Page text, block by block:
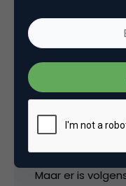
@Eric de Haan:
hoeveelheid
Maar er is